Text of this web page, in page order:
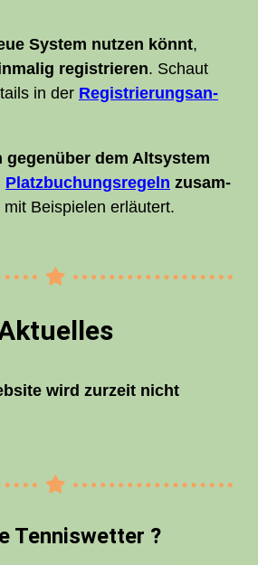
Sys­tem nut­zen könnt,
regis­trie­ren. Schaut
in der Regis­trie­rungs­an­
gegen­über dem Alt­sys­tem
Platz­bu­chungs­re­geln zusam­
mit Bei­spie­len erläutert.
wird zur­zeit nicht
Tenniswetter ?